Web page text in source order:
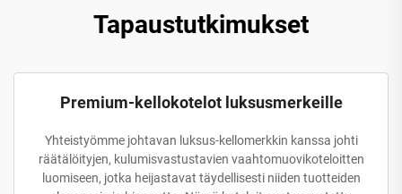
Tapaustutkimukset
Premium-kellokotelot luksusmerkeille
Yhteistyömme johtavan luksus-kellomerkkin kanssa johti
räätälöityjen, kulumisvastustavien vaahtomuovikoteloitten
luomiseen, jotka heijastavat täydellisesti niiden tuotteiden